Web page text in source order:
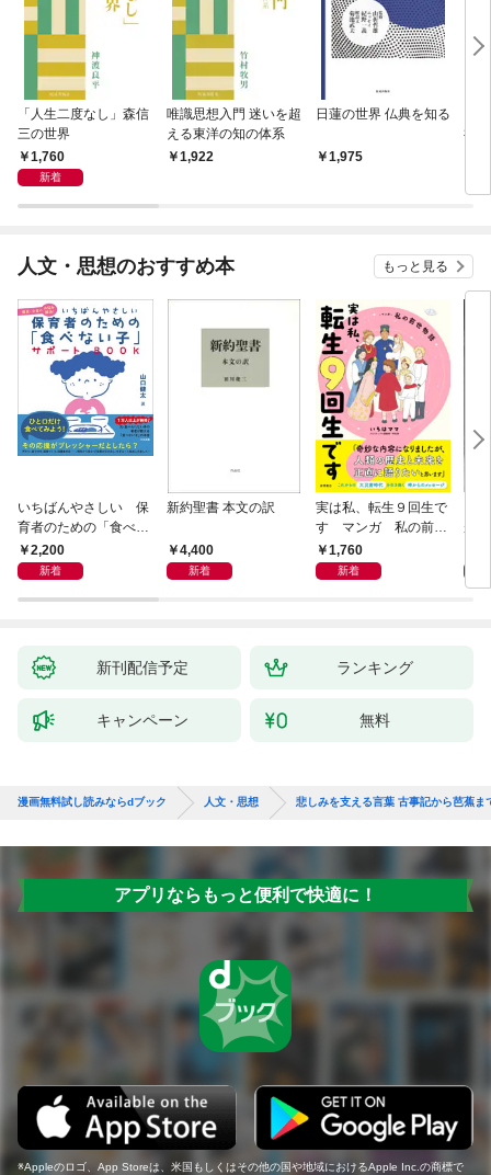
「人生二度なし」森信
三の世界
1,760
新着
唯識思想入門 迷いを超
える東洋の知の体系
1,922
日蓮の世界 仏典を知る
1,975
禅
人文・思想のおすすめ本 もっと見る
いちばんやさしい 保
育者のための「食べな
い子」サポートＢＯＯ
Ｋ 偏食・少食のお悩
2,200
新着
新約聖書 本文の訳
4,400
新着
実は私、転生９回生で
す マンガ 私の前世
物語1,760
新着
が
新刊配信予定 ランキング
キャンペーン 無料
漫画無料試し読みならdブック 人文・思想 悲しみを支える言葉 古事記から芭蕉ま
アプリならもっと便利で快適に！
Appleのロゴ、App Storeは、米国もしくはその他の国や地域におけるApple Inc.の商標で